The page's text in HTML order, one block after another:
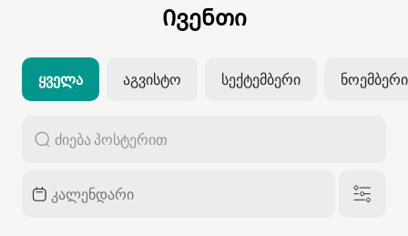
Ივენთი
Ყველა Აგვისტო Სექტემბერი Ნოემბერი